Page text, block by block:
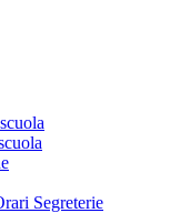
Segreterie